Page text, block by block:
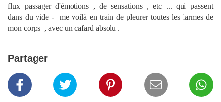
flux passager d'émotions , de sensations , etc ... qui passent
dans du vide - me voilà en train de pleurer toutes les larmes de
mon corps , avec un cafard absolu .
Partager